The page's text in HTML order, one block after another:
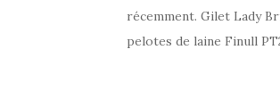
récemment. Gilet Lady
pelotes de laine Finull